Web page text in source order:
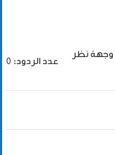
وجهة نظر
عدد الردود: 0